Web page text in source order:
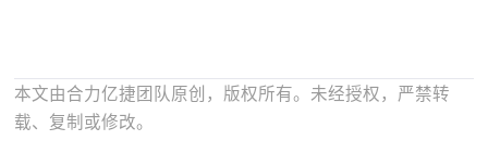
本文由合力亿捷团队原创，版权所有。未经授权，严禁转
载、复制或修改。